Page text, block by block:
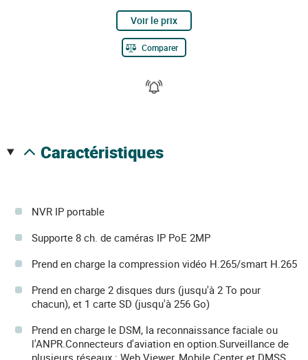
Voir le prix
Comparer
caractéristiques
NVR IP portable
Supporte 8 ch. de caméras IP PoE 2MP
Prend en charge la compression vidéo H.265/smart H.265
Prend en charge 2 disques durs (jusqu'à 2 To pour
chacun), et 1 carte SD (jusqu'à 256 Go)
Prend en charge le DSM, la reconnaissance faciale ou
l'ANPR.Connecteurs d'aviation en option.Surveillance de